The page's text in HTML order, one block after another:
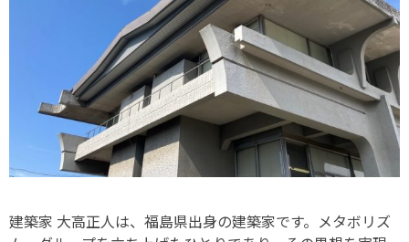
建築家 大高正人は、福島県出身の建築家です。メタボリズ